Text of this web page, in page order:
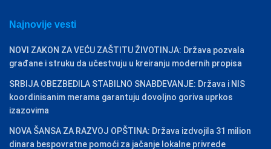
Najnovije vesti
NOVI ZAKON ZA VEĆU ZAŠTITU ŽIVOTINJA: Država pozvala
građane i struku da učestvuju u kreiranju modernih propisa
SRBIJA OBEZBEDILA STABILNO SNABDEVANJE: Država i NIS
koordinisanim merama garantuju dovoljno goriva uprkos
izazovima
NOVA ŠANSA ZA RAZVOJ OPŠTINA: Država izdvojila 31 milion
dinara bespovratne pomoći za jačanje lokalne privrede